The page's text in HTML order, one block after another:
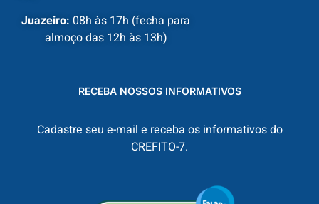
Juazeiro: 08h às 17h (fecha para
almoço das 12h às 13h)
RECEBA NOSSOS INFORMATIVOS
Cadastre seu e-mail e receba os informativos do
CREFITO-7.